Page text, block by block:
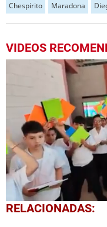
Chespirito Maradona
VIDEOS
0
seconds
RELACIONADAS: